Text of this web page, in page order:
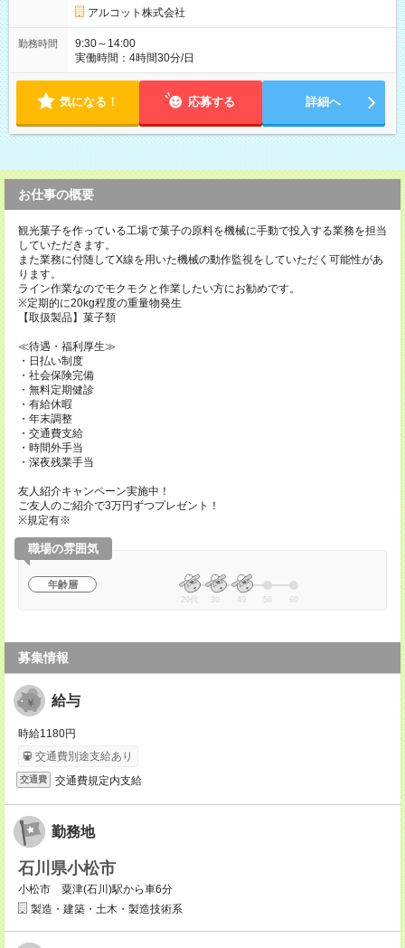
アルコット株式会社
勤務時間
9:30～14:00
実働時間：4時間30分/日
気になる！ 応募する 詳細へ
お仕事の概要
観光菓子を作っている工場で菓子の原料を機械に手動で投入する業務を担当
していただきます。
また業務に付随してX線を用いた機械の動作監視をしていただく可能性があ
ります。
ライン作業なのでモクモクと作業したい方にお勧めです。
※定期的に20kg程度の重量物発生
【取扱製品】菓子類
≪待遇・福利厚生≫
・日払い制度
・社会保険完備
・無料定期健診
・有給休暇
・年末調整
・交通費支給
・時間外手当
・深夜残業手当
友人紹介キャンペーン実施中！
ご友人のご紹介で3万円ずつプレゼント！
※規定有※
職場の雰囲気
年齢層
20代 30 40 50 60
募集情報
給与
時給1180円
交通費別途支給あり
交通費 交通費規定内支給
勤務地
石川県小松市
小松市 粟津(石川)駅から車6分
製造・建築・土木・製造技術系